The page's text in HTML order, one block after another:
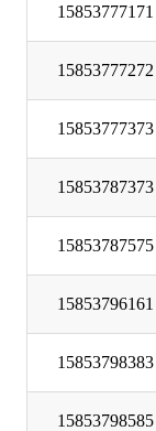
15853777171
15853777272
15853777373
15853787373
15853787575
15853796161
15853798383
15853798585